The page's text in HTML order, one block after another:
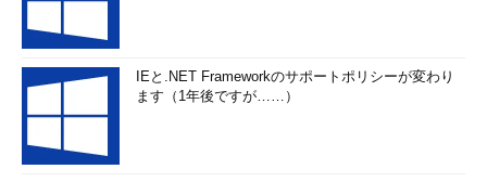
IEと.NET Frameworkのサポートポリシーが変わり
ます（1年後ですが……）